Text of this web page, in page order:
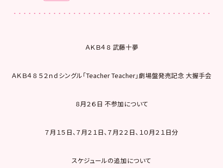
ＡＫＢ４８ 武藤十夢
ＡＫＢ４８ ５２ｎｄシングル「Teacher Teacher」劇場盤発売記念 大握手会
８月２６日 不参加について
７月１５日、７月２１日、７月２２日、１０月２１日分
スケジュールの追加について